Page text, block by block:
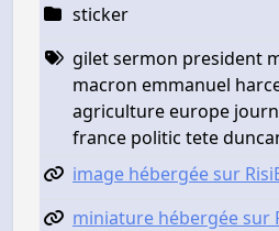
sticker
gilet sermon president
macron emmanuel
agriculture europe
france politic tete
image hébergée sur
miniature hébergée sur